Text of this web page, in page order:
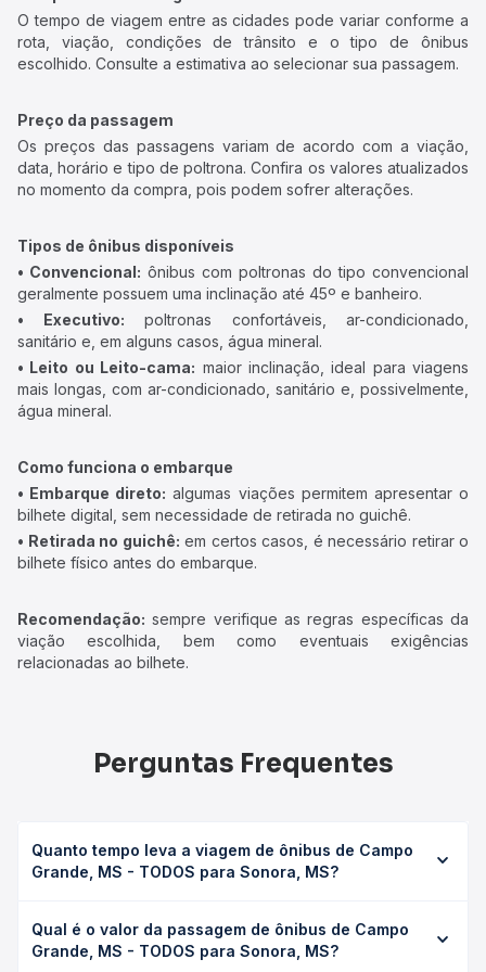
O tempo de viagem entre as cidades pode variar conforme a
rota, viação, condições de trânsito e o tipo de ônibus
escolhido. Consulte a estimativa ao selecionar sua passagem.
Preço da passagem
Os preços das passagens variam de acordo com a viação,
data, horário e tipo de poltrona. Confira os valores atualizados
no momento da compra, pois podem sofrer alterações.
Tipos de ônibus disponíveis
• Convencional: ônibus com poltronas do tipo convencional
geralmente possuem uma inclinação até 45º e banheiro.
• Executivo: poltronas confortáveis, ar-condicionado,
sanitário e, em alguns casos, água mineral.
• Leito ou Leito-cama: maior inclinação, ideal para viagens
mais longas, com ar-condicionado, sanitário e, possivelmente,
água mineral.
Como funciona o embarque
• Embarque direto: algumas viações permitem apresentar o
bilhete digital, sem necessidade de retirada no guichê.
• Retirada no guichê: em certos casos, é necessário retirar o
bilhete físico antes do embarque.
Recomendação: sempre verifique as regras específicas da
viação escolhida, bem como eventuais exigências
relacionadas ao bilhete.
Perguntas Frequentes
Quanto tempo leva a viagem de ônibus de Campo
Grande, MS - TODOS para Sonora, MS?
Sonora, MS leva em média 7h 8min, podendo variar
conforme a viação, o tipo de serviço (convencional,
Qual é o valor da passagem de ônibus de Campo
Grande, MS - TODOS para Sonora, MS?